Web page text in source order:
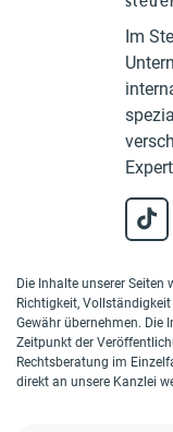
Im
Die Inhalte unserer
Richtigkeit,
Gewähr übernehmen. Die
Zeitpunkt der
Rechtsberatung im
direkt an unsere Kanzlei